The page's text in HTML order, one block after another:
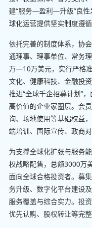
建“服务—盈利—升级”良性
球化运营提供坚实制度遵循
依托完善的制度体系，协
通理事、理事单位、常务
万—10万美元，实行严格
文化、健康科技、金融投
推进“全球千企招募计划”
高价值的企业家圈层。会
询、场地使用等基础权益
端培训、国际宣传、政商
为支撑全球化扩张与服务
权战略配售，总额3000万
面向全球合格投资者。募
务升级、数字化平台建设
服务覆盖与综合实力。投
优先认购、股权转让等完